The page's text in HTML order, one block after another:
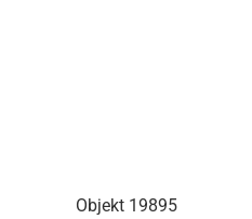
Objekt 19895